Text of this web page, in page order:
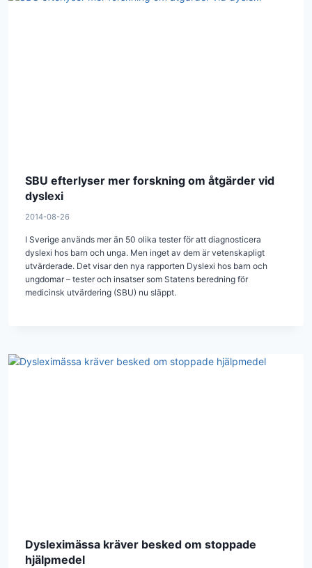
SBU efterlyser mer forskning om åtgärder vid
dyslexi
2014-08-26
I Sverige används mer än 50 olika tester för att diagnosticera
dyslexi hos barn och unga. Men inget av dem är vetenskapligt
utvärderade. Det visar den nya rapporten Dyslexi hos barn och
ungdomar – tester och insatser som Statens beredning för
medicinsk utvärdering (SBU) nu släppt.
Dysleximässa kräver besked om stoppade
hjälpmedel